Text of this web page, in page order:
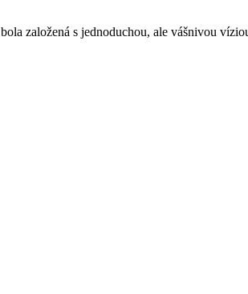
založená s jednoduchou, ale vášnivou